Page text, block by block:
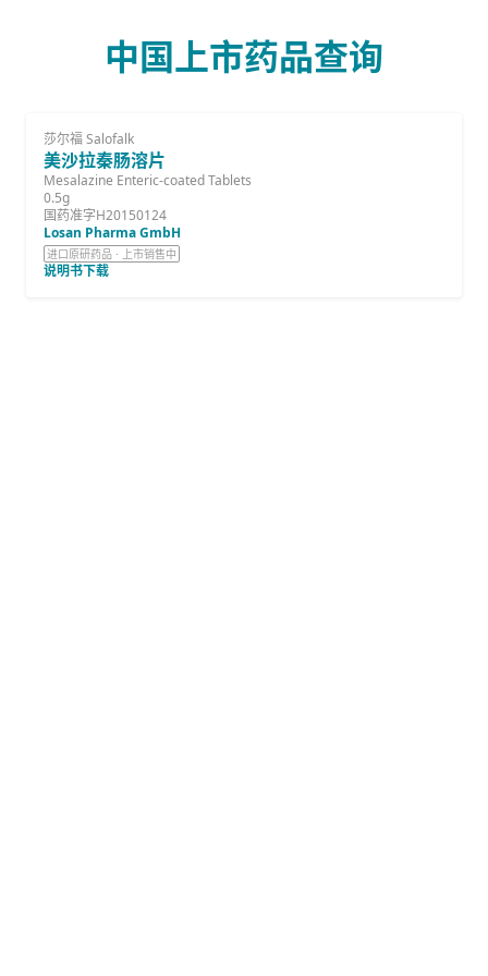
中国上市药品查询
莎尔福 Salofalk
美沙拉秦肠溶片
Mesalazine Enteric-coated Tablets
0.5g
国药准字H20150124
Losan Pharma GmbH
进口原研药品 · 上市销售中
说明书下载